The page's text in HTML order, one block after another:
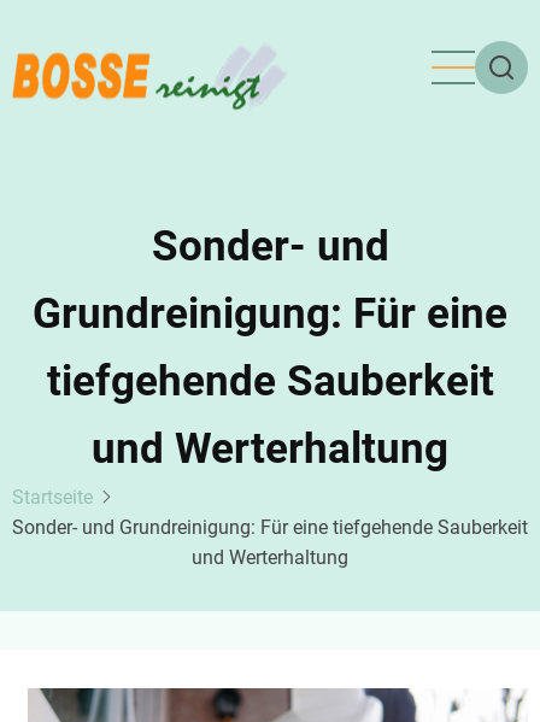
Inhalt
Sonder- und
Grundreinigung: Für eine
tiefgehende Sauberkeit
und Werterhaltung
Startseite
Sonder- und Grundreinigung: Für eine tiefgehende Sauberkeit
und Werterhaltung